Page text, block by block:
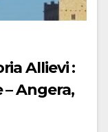
Allievi :
– Angera,